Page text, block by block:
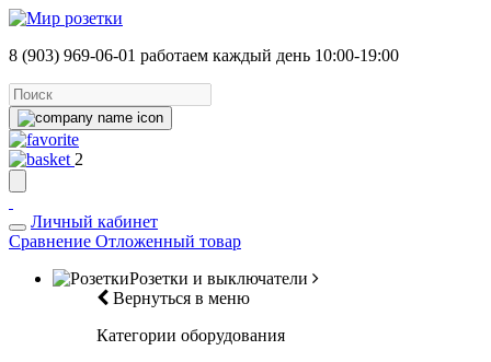
8 (903) 969-06-01 работаем каждый день 10:00-19:00
2
Личный кабинет
Сравнение Отложенный товар
Розетки и выключатели
Вернуться в меню
Категории оборудования